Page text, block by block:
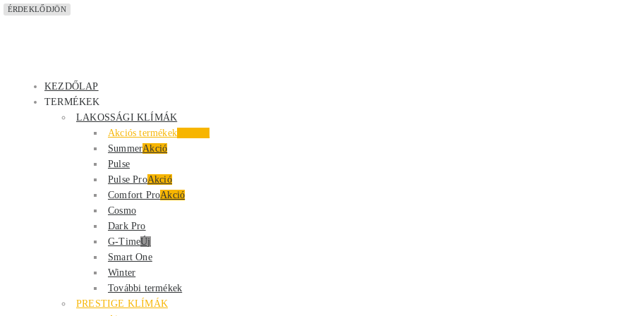
KEZDŐLAP
TERMÉKEK
LAKOSSÁGI KLÍMÁK
Akciós termékek
SummerAkció
Pulse
Pulse ProAkció
Comfort ProAkció
Cosmo
Dark Pro
G-TimeÚj
Smart One
Winter
További termékek
PRESTIGE KLÍMÁK
ÉRDEKLŐDJÖN